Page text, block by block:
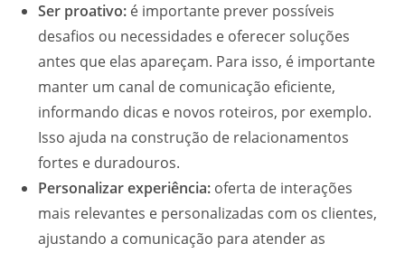
Ser proativo: é importante prever possíveis
desafios ou necessidades e oferecer soluções
antes que elas apareçam. Para isso, é importante
manter um canal de comunicação eficiente,
informando dicas e novos roteiros, por exemplo.
Isso ajuda na construção de relacionamentos
fortes e duradouros.
Personalizar experiência: oferta de interações
mais relevantes e personalizadas com os clientes,
ajustando a comunicação para atender as